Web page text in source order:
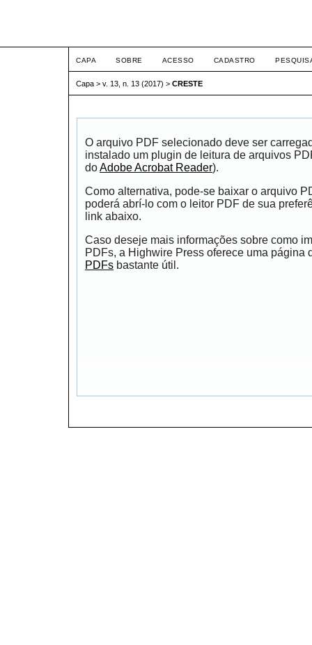
CAPA SOBRE ACESSO CADASTRO
Capa > v. 13, n. 13 (2017) > CRESTE
O arquivo PDF selecionado deve ser
instalado um plugin de leitura de arquivos
doAdobe Acrobat Reader).
Como alternativa, pode-se baixar o arquivo
poderá abrí-lo com o leitor PDF de sua
link abaixo.
Caso deseje mais informações sobre como
PDFs, a Highwire Press oferece uma página
PDFs bastante útil.